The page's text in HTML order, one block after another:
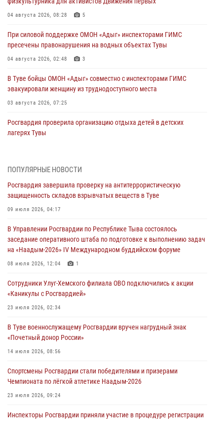
04 августа 2026, 08:28 5
При силовой поддержке ОМОН «Адыг» инспекторами ГИМС
пресечены правонарушения на водных объектах Тувы
04 августа 2026, 02:48 3
В Туве бойцы ОМОН «Адыг» совместно с инспекторами ГИМС
эвакуировали женщину из труднодоступного места
03 августа 2026, 07:25
Росгвардия проверила организацию отдыха детей в детских
лагерях Тувы
Сотрудники вневедомственной охраны приняли участие в акции
29 июля 2026, 09:41
26 сигналов «Тревога» с автотранспортов отработали экипажи
29 июля 2026, 08:37
В Туве офицер Росгвардии подвела итоги юбилейного личного
забега
Росгвардеец стал бронзовым призером Чемпионата Тувы по
национальной игре - стрельбе из традиционного лука
ПОПУЛЯРНЫЕ НОВОСТИ
Росгвардия завершила проверку на антитеррористическую
защищенность складов взрывчатых веществ в Туве
09 июля 2026, 04:17
В Управлении Росгвардии по Республике Тыва состоялось
заседание оперативного штаба по подготовке к выполнению задач
на «Наадым-2026» IV Международном буддийском форуме
08 июля 2026, 12:04 1
Сотрудники Улуг-Хемского филиала ОВО подключились к акции
«Каникулы с Росгвардией»
23 июля 2026, 02:34
В Туве военнослужащему Росгвардии вручен нагрудный знак
«Почетный донор России»
14 июля 2026, 08:56
Спортсмены Росгвардии стали победителями и призерами
Чемпионата по лёгкой атлетике Наадым-2026
23 июля 2026, 09:24
Инспекторы Росгвардии приняли участие в процедуре регистрации